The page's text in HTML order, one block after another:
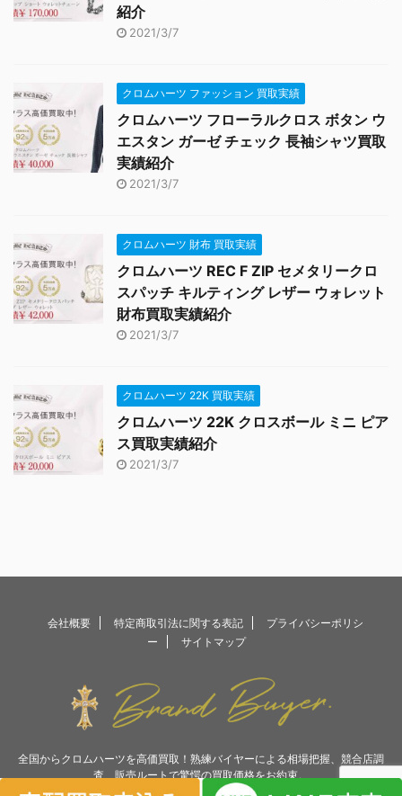
紹介
2021/3/7
クロムハーツ ファッション 買取実績
クロムハーツ フローラルクロス ボタン ウ
エスタン ガーゼ チェック 長袖シャツ買取
実績紹介
2021/3/7
クロムハーツ 財布 買取実績
クロムハーツ REC F ZIP セメタリークロ
スパッチ キルティング レザー ウォレット
財布買取実績紹介
2021/3/7
クロムハーツ 22K 買取実績
クロムハーツ 22K クロスボール ミニ ピア
ス買取実績紹介
2021/3/7
会社概要 特定商取引法に関する表記
プライバシーポリシ
ー
サイトマップ
全国からクロムハーツを高価買取！熟練バイヤーによる相場把握、競合店調
査、販売ルートで驚愕の買取価格をお約束。